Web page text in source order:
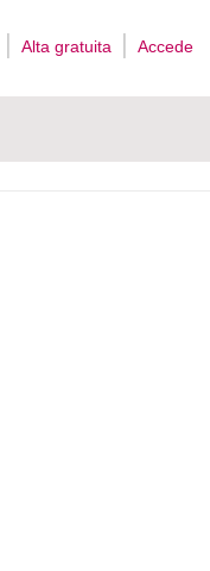
Alta gratuita Accede